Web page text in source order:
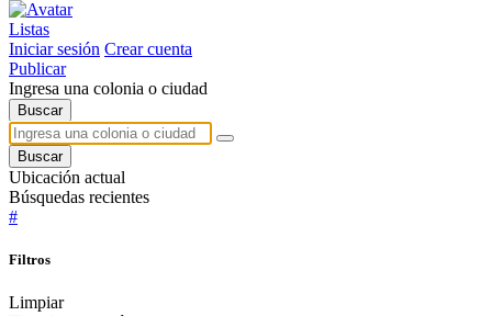
Listas
Iniciar sesión Crear cuenta
Publicar
Ingresa una colonia o ciudad
Buscar
Buscar
Ubicación actual
Búsquedas recientes
#
Filtros
Limpiar